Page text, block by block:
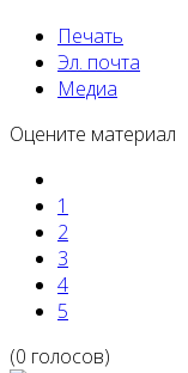
Печать
Эл. почта
Медиа
Оцените материал
1
2
3
4
5
(0 голосов)